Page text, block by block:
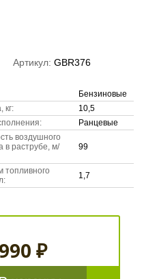
Артикул: GBR376
Бензиновые
кг:
10,5
Ранцевые
воздушного
в раструбе, м/
99
топливного
1,7
₽